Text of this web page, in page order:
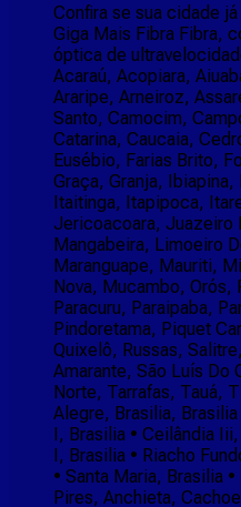
Confira se sua cidade
Giga Mais Fibra Fibra,
óptica de
Acaraú, Acopiara,
Araripe, Arneiroz,
Santo, Camocim,
Catarina, Caucaia,
Eusébio, Farias Brito,
Graça, Granja,
Itaitinga, Itapipoca,
Jericoacoara, Juazeiro
Mangabeira, Limoeiro
Maranguape, Mauriti,
Nova, Mucambo, Orós,
Paracuru, Paraipaba,
Pindoretama, Piquet
Quixelô, Russas,
Amarante, São Luís Do
Norte, Tarrafas, Tauá,
Alegre, Brasilia,
I, Brasilia • Ceilândia
I, Brasilia • Riacho
• Santa Maria, Brasilia
Pires, Anchieta,